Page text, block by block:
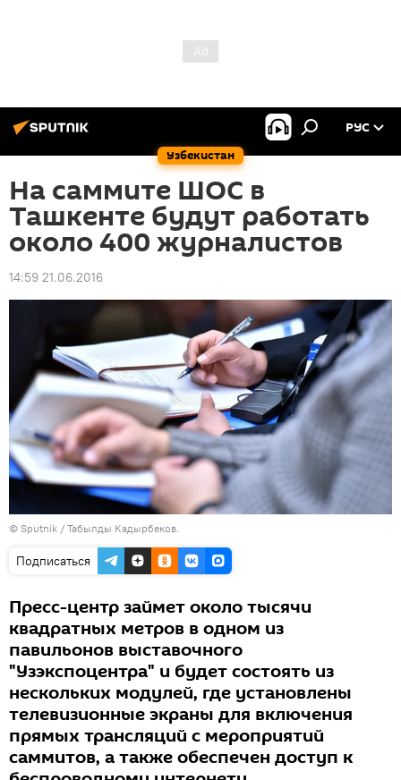
Узбекистан
РУС
На саммите ШОС в
Ташкенте будут работать
около 400 журналистов
14:59 21.06.2016
© Sputnik / Табылды Кадырбеков.
Подписаться
Пресс-центр займет около тысячи
квадратных метров в одном из
павильонов выставочного
"Узэкспоцентра" и будет состоять из
нескольких модулей, где установлены
телевизионные экраны для включения
прямых трансляций с мероприятий
саммитов, а также обеспечен доступ к